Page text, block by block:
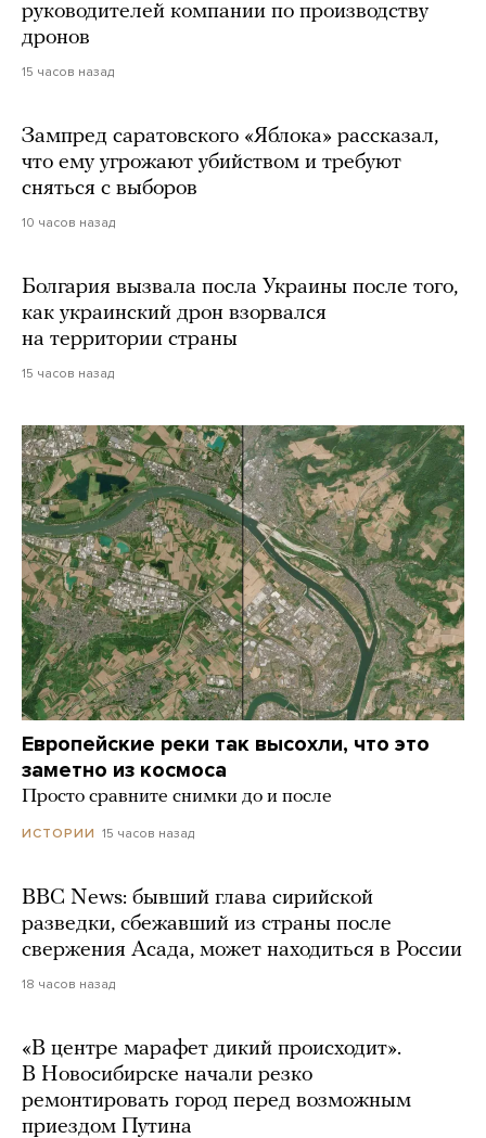
руководителей компании по производству
дронов
15 часов назад
Зампред саратовского «Яблока» рассказал,
что ему угрожают убийством и требуют
сняться с выборов
10 часов назад
Болгария вызвала посла Украины после того,
как украинский дрон взорвался
на территории страны
15 часов назад
Европейские реки так высохли, что это
заметно из космоса
Просто сравните снимки до и после
ИСТОРИИ 15 часов назад
BBC News: бывший глава сирийской
разведки, сбежавший из страны после
свержения Асада, может находиться в России
18 часов назад
«В центре марафет дикий происходит».
В Новосибирске начали резко
ремонтировать город перед возможным
приездом Путина